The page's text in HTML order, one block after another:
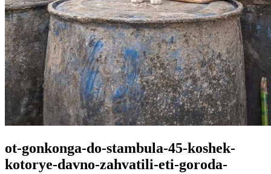
ot-gonkonga-do-stambula-45-koshek-
kotorye-davno-zahvatili-eti-goroda-